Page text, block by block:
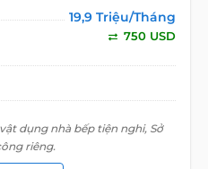
19,9 Triệu/Tháng
750 USD
dụng nhà bếp tiện nghi, Sở
riêng.